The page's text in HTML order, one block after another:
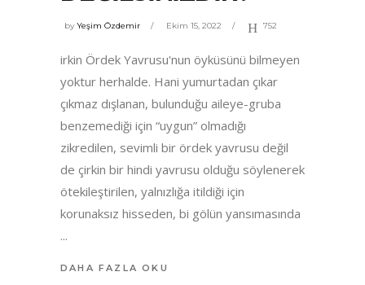
byYeşim Özdemir Ekim 15, 2022 752
irkin Ördek Yavrusu'nun öyküsünü bilmeyen
yoktur herhalde. Hani yumurtadan çıkar
çıkmaz dışlanan, bulunduğu aileye-gruba
benzemediği için “uygun” olmadığı
zikredilen, sevimli bir ördek yavrusu değil
de çirkin bir hindi yavrusu olduğu söylenerek
ötekileştirilen, yalnızlığa itildiği için
korunaksız hisseden, bi gölün yansımasında
DAHA FAZLA OKU